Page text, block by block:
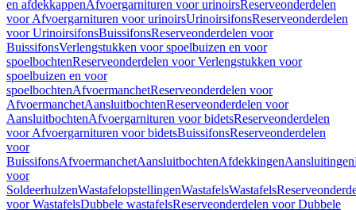
en afdekkappenAfvoergarnituren voor urinoirsReserveonderdelen
voor Afvoergarnituren voor urinoirsUrinoirsifonsReserveonderdelen
voor UrinoirsifonsBuissifonsReserveonderdelen voor
BuissifonsVerlengstukken voor spoelbuizen en voor
spoelbochtenReserveonderdelen voor Verlengstukken voor
spoelbuizen en voor
spoelbochtenAfvoermanchetReserveonderdelen voor
AfvoermanchetAansluitbochtenReserveonderdelen voor
AansluitbochtenAfvoergarnituren voor bidetsReserveonderdelen
voor Afvoergarnituren voor bidetsBuissifonsReserveonderdelen
voor
BuissifonsAfvoermanchetAansluitbochtenAfdekkingenAansluitingen
voor
SoldeerhulzenWastafelopstellingenWastafelsWastafels
voor WastafelsDubbele wastafelsReserveonderdelen voor Dubbele